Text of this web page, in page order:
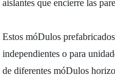
aislantes que encierre las
Estos móDulos
independientes o para
de diferentes móDulos